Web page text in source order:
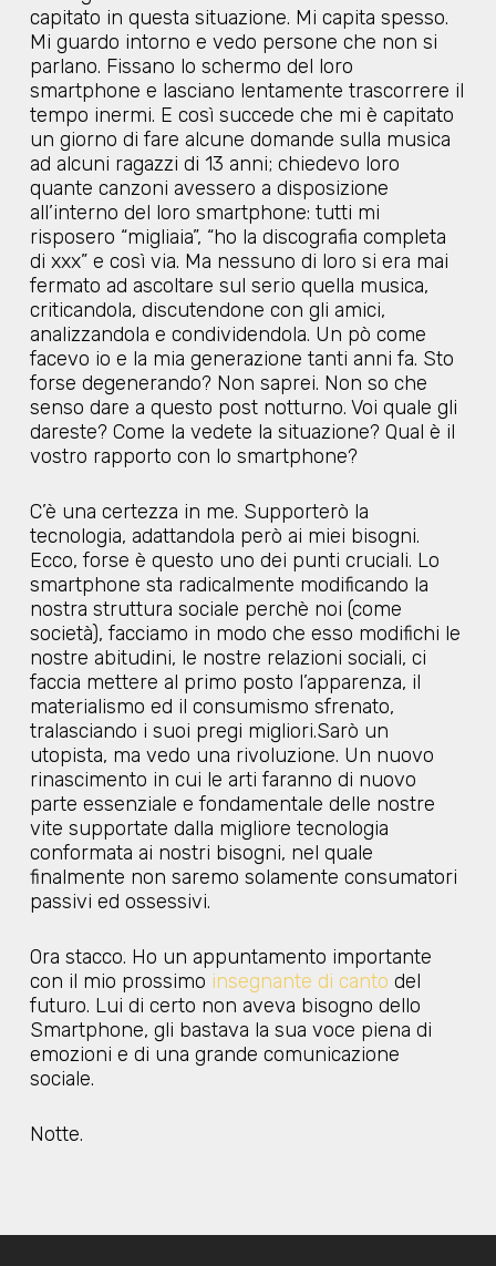
capitato in questa situazione. Mi capita spesso.
Mi guardo intorno e vedo persone che non si
parlano. Fissano lo schermo del loro
smartphone e lasciano lentamente trascorrere il
tempo inermi. E così succede che mi è capitato
un giorno di fare alcune domande sulla musica
ad alcuni ragazzi di 13 anni; chiedevo loro
quante canzoni avessero a disposizione
all’interno del loro smartphone: tutti mi
risposero “migliaia”, “ho la discografia completa
di xxx” e così via. Ma nessuno di loro si era mai
fermato ad ascoltare sul serio quella musica,
criticandola, discutendone con gli amici,
analizzandola e condividendola. Un pò come
facevo io e la mia generazione tanti anni fa. Sto
forse degenerando? Non saprei. Non so che
senso dare a questo post notturno. Voi quale gli
dareste? Come la vedete la situazione? Qual è il
vostro rapporto con lo smartphone?
C’è una certezza in me. Supporterò la
tecnologia, adattandola però ai miei bisogni.
Ecco, forse è questo uno dei punti cruciali. Lo
smartphone sta radicalmente modificando la
nostra struttura sociale perchè noi (come
società), facciamo in modo che esso modifichi le
nostre abitudini, le nostre relazioni sociali, ci
faccia mettere al primo posto l’apparenza, il
materialismo ed il consumismo sfrenato,
tralasciando i suoi pregi migliori.Sarò un
utopista, ma vedo una rivoluzione. Un nuovo
rinascimento in cui le arti faranno di nuovo
parte essenziale e fondamentale delle nostre
vite supportate dalla migliore tecnologia
conformata ai nostri bisogni, nel quale
finalmente non saremo solamente consumatori
passivi ed ossessivi.
Ora stacco. Ho un appuntamento importante
con il mio prossimo insegnante di canto del
futuro. Lui di certo non aveva bisogno dello
Smartphone, gli bastava la sua voce piena di
emozioni e di una grande comunicazione
sociale.
Notte.